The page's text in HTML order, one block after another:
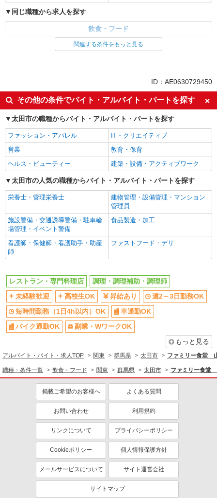
同じ職種から求人を探す
飲食・フード
レストラン・専門料理店
調理・調理補助・調理師
週2～3日勤務OK
短時間勤務（1日4h以内）OK
車通勤OK
副業・WワークOK
交通費支給
社会保険あり
まかない・食事補助
社員登用あり
関連する条件をもっと見る
ID：AE0630729450
その他の条件でバイト・アルバイト・パートを探す
太田市の職種からバイト・アルバイト・パートを探す
ファッション・アパレル
IT・クリエイティブ
営業
教育・保育
ヘルス・ビューティー
建築・設備・アクティブワーク
太田市の人気の職種からバイト・アルバイト・パートを探す
栄養士・管理栄養士
建物管理・設備管理・マンション
管理員
施設警備・交通誘導警備・駐車輪
場管理・イベント警備
食品製造・加工
看護師・保健師・看護助手・助産
師
ファストフード・デリ
レストラン・専門料理店
調理・調理補助・調理師
未経験歓迎
高校生OK 昇給あり
週2～3日勤務OK
短時間勤務（1日4h以内）OK
車通勤OK
バイク通勤OK
副業・WワークOK
もっと見る
アルバイト・バイト・求人TOP 関東 群馬県 太田市 ファミリー食堂
職種・条件一覧 飲食・フード 関東 群馬県 太田市 ファミリー食堂
掲載ご希望のお客様へ よくある質問
お問い合わせ 利用規約
リンクについて プライバシーポリシー
Cookieポリシー 個人情報保護方針
メールサービスについて サイト運営会社
サイトマップ